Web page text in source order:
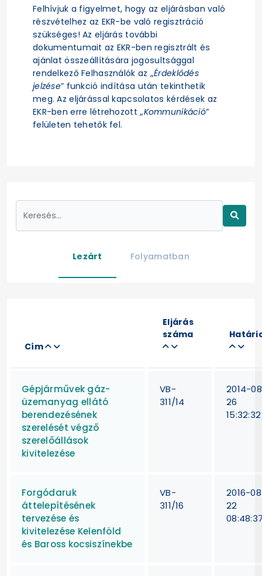
Felhívjuk a figyelmet, hogy az eljárásban való
részvételhez az EKR-be való regisztráció
szükséges! Az eljárás további
dokumentumait az EKR-ben regisztrált és
ajánlat összeállítására jogosultsággal
rendelkező Felhasználók az „Érdeklődés
jelzése” funkció indítása után tekinthetik
meg. Az eljárással kapcsolatos kérdések az
EKR-ben erre létrehozott „Kommunikáció”
felületen tehetők fel.
Lezárt Folyamatban
Cím
Eljárás
száma
Gépjárművek gáz-
üzemanyag ellátó
berendezésének
szerelését végző
szerelőállások
kivitelezése
VB-
311/14
2014-
26
15:32:32
Forgódaruk
áttelepítésének
tervezése és
kivitelezése Kelenföld
és Baross kocsiszínekbe
VB-
311/16
2016-
22